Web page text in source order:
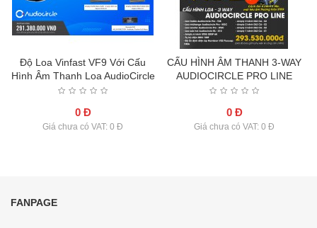
Độ Loa Vinfast VF9 Với Cấu
Hình Âm Thanh Loa AudioCircle
0 Đ
Giá chưa có VAT: 0 Đ
CẤU HÌNH ÂM THANH 3-WAY
AUDIOCIRCLE PRO LINE
0 Đ
Giá chưa có VAT: 0 Đ
FANPAGE